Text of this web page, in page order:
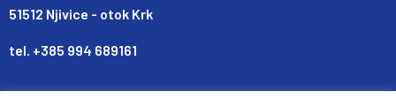
51512 Njivice - otok Krk
tel. +385 994 689161